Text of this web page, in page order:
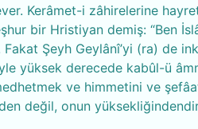
Kerâmet-i zâhirelerine
bir Hristiyan demiş: “Ben
Şeyh Geylânî’yi (ra) de
yüksek derecede kabûl-ü
ve himmetini ve
değil, onun